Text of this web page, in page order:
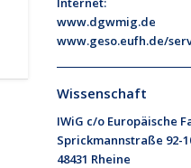
www.dgwmig.de
www.geso.eufh.de/
Wissenschaft
IWiG c/o Europäische
Sprickmannstraße 92-
48431 Rheine